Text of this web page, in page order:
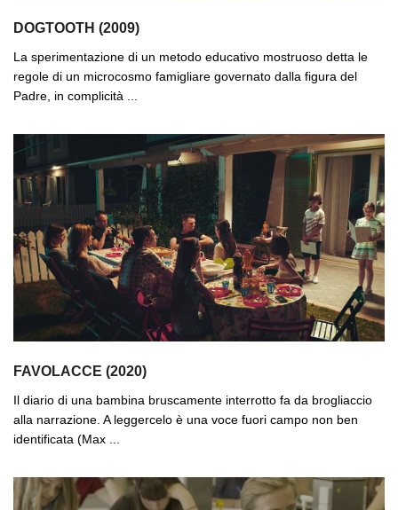
DOGTOOTH (2009)
La sperimentazione di un metodo educativo mostruoso detta le
regole di un microcosmo famigliare governato dalla figura del
Padre, in complicità ...
FAVOLACCE (2020)
Il diario di una bambina bruscamente interrotto fa da brogliaccio
alla narrazione. A leggercelo è una voce fuori campo non ben
identificata (Max ...